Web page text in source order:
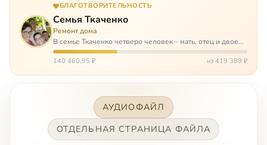
БЛАГОТВОРИТЕЛЬНОСТЬ
Семья Ткаченко
Ремонт дома
В семье Ткаченко четверо человек – мать, отец и двое
сыновей. И это семья – крепость. У них столько проблем
и бед, что хватило бы на много семей. Трое из четверых
140 460,95 ₽ из 419 389 ₽
АУДИОФАЙЛ
ОТДЕЛЬНАЯ СТРАНИЦА ФАЙЛА